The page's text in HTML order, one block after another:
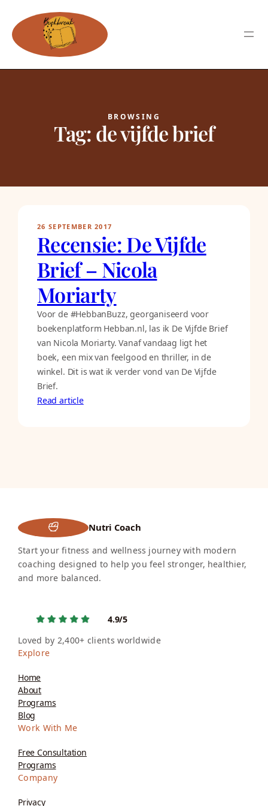
BROWSING
Tag:de vijfde brief
26 SEPTEMBER 2017
Recensie: De Vijfde
Brief – Nicola
Moriarty
Voor de #HebbanBuzz, georganiseerd voor
boekenplatform Hebban.nl, las ik De Vijfde Brief
van Nicola Moriarty. Vanaf vandaag ligt het
boek, een mix van feelgood en thriller, in de
winkel. Dit is wat ik verder vond van De Vijfde
Brief.
Read article
Nutri Coach
Start your fitness and wellness journey with modern
coaching designed to help you feel stronger, healthier,
and more balanced.
4.9/5
Loved by 2,400+ clients worldwide
Explore
Home
About
Programs
Blog
Work With Me
Free Consultation
Programs
Company
Privacy